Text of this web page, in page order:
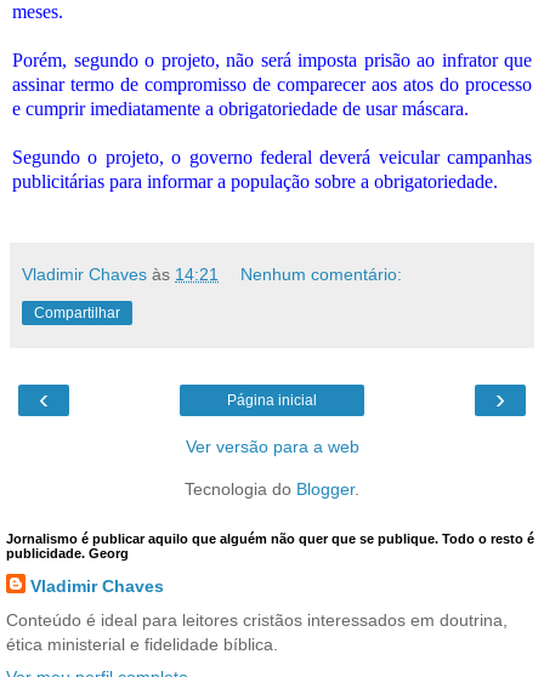
meses.
Porém, segundo o projeto, não será imposta prisão ao infrator que
assinar termo de compromisso de comparecer aos atos do processo
e cumprir imediatamente a obrigatoriedade de usar máscara.
Segundo o projeto, o governo federal deverá veicular campanhas
publicitárias para informar a população sobre a obrigatoriedade.
Vladimir Chaves às 14:21 Nenhum comentário:
Compartilhar
‹ ›
Página inicial
Ver versão para a web
Tecnologia do Blogger.
Jornalismo é publicar aquilo que alguém não quer que se publique. Todo o resto é
publicidade. Georg
Vladimir Chaves
Conteúdo é ideal para leitores cristãos interessados em doutrina,
ética ministerial e fidelidade bíblica.